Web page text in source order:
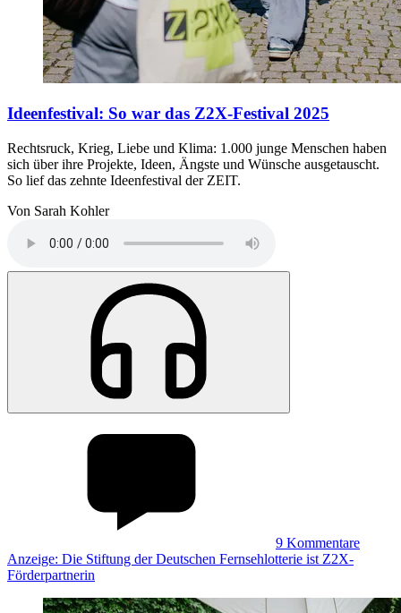
Ideenfestival: So war das Z2X-Festival 2025
Rechtsruck, Krieg, Liebe und Klima: 1.000 junge Menschen haben
sich über ihre Projekte, Ideen, Ängste und Wünsche ausgetauscht.
So lief das zehnte Ideenfestival der ZEIT.
Von Sarah Kohler
9 Kommentare
Anzeige: Die Stiftung der Deutschen Fernsehlotterie ist Z2X-
Förderpartnerin